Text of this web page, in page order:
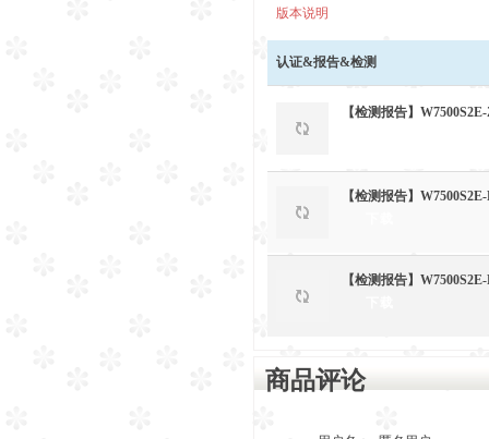
版本说明
认证&报告&检测
【检测报告】
【检测报告】
【检测报告】
商品评论